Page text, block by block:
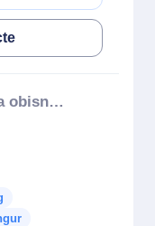
• Denisa || O mama obisnuita •